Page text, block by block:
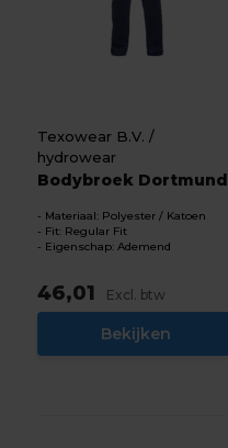
Texowear B.V. /
hydrowear
Bodybroek Dortmund
Materiaal: Polyester / Katoen
Fit: Regular Fit
Eigenschap: Ademend
46,01 Excl. btw
Bekijken